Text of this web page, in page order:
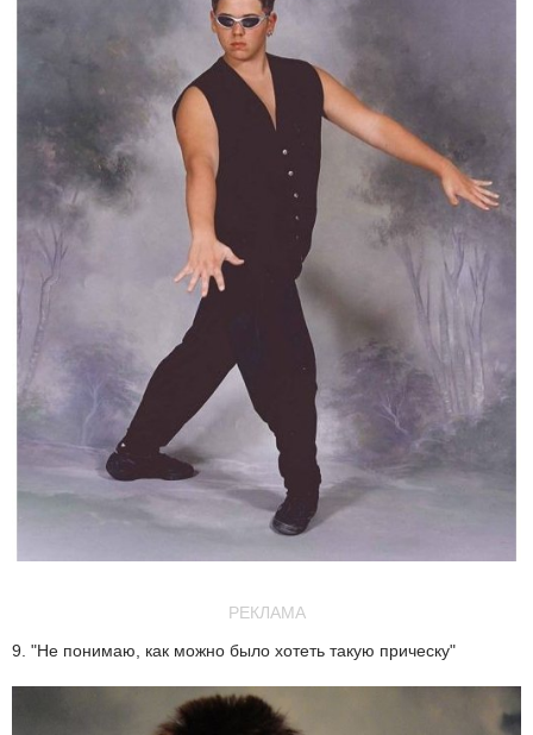
РЕКЛАМА
9. "Не понимаю, как можно было хотеть такую прическу"